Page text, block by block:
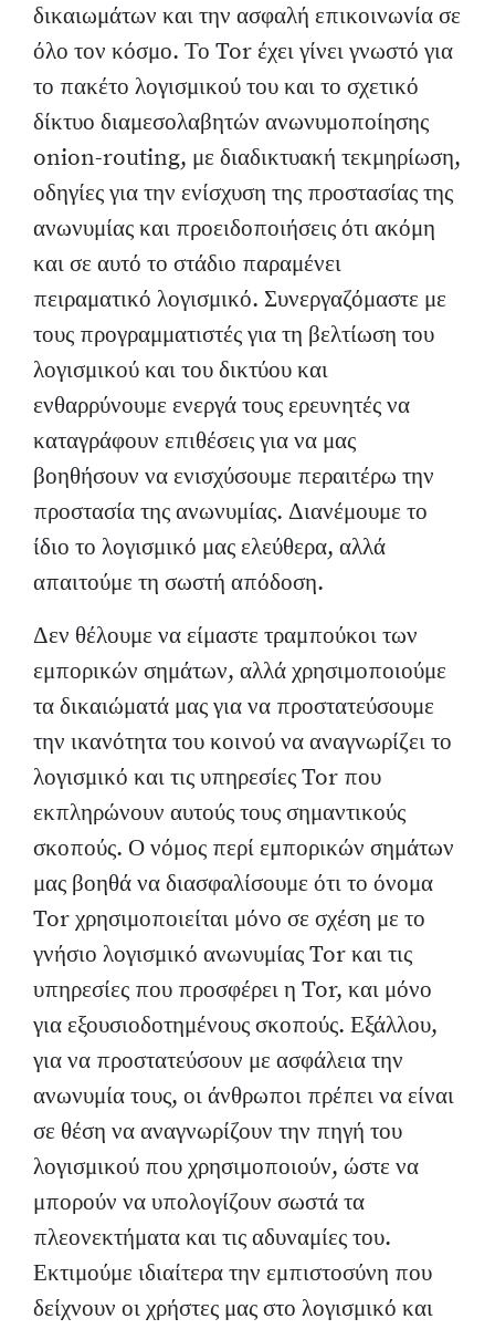
δικαιωμάτων και την ασφαλή επικοινωνία σε
όλο τον κόσμο. Το Tor έχει γίνει γνωστό για
το πακέτο λογισμικού του και το σχετικό
δίκτυο διαμεσολαβητών ανωνυμοποίησης
onion-routing, με διαδικτυακή τεκμηρίωση,
οδηγίες για την ενίσχυση της προστασίας της
ανωνυμίας και προειδοποιήσεις ότι ακόμη
και σε αυτό το στάδιο παραμένει
πειραματικό λογισμικό. Συνεργαζόμαστε με
τους προγραμματιστές για τη βελτίωση του
λογισμικού και του δικτύου και
ενθαρρύνουμε ενεργά τους ερευνητές να
καταγράφουν επιθέσεις για να μας
βοηθήσουν να ενισχύσουμε περαιτέρω την
προστασία της ανωνυμίας. Διανέμουμε το
ίδιο το λογισμικό μας ελεύθερα, αλλά
απαιτούμε τη σωστή απόδοση.
Δεν θέλουμε να είμαστε τραμπούκοι των
εμπορικών σημάτων, αλλά χρησιμοποιούμε
τα δικαιώματά μας για να προστατεύσουμε
την ικανότητα του κοινού να αναγνωρίζει το
λογισμικό και τις υπηρεσίες Tor που
εκπληρώνουν αυτούς τους σημαντικούς
σκοπούς. Ο νόμος περί εμπορικών σημάτων
μας βοηθά να διασφαλίσουμε ότι το όνομα
Tor χρησιμοποιείται μόνο σε σχέση με το
γνήσιο λογισμικό ανωνυμίας Tor και τις
υπηρεσίες που προσφέρει η Tor, και μόνο
για εξουσιοδοτημένους σκοπούς. Εξάλλου,
για να προστατεύσουν με ασφάλεια την
ανωνυμία τους, οι άνθρωποι πρέπει να είναι
σε θέση να αναγνωρίζουν την πηγή του
λογισμικού που χρησιμοποιούν, ώστε να
μπορούν να υπολογίζουν σωστά τα
πλεονεκτήματα και τις αδυναμίες του.
Εκτιμούμε ιδιαίτερα την εμπιστοσύνη που
δείχνουν οι χρήστες μας στο λογισμικό και